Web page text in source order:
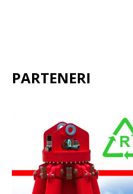
PARTENERI